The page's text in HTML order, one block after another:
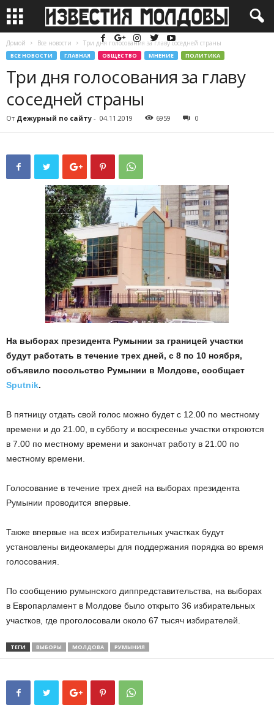
Домой Все новости Три дня голосования за главу соседней страны
ВСЕ НОВОСТИ ГЛАВНАЯ ОБЩЕСТВО МНЕНИЕ ПОЛИТИКА
Три дня голосования за главу
соседней страны
От Дежурный по сайту - 04.11.2019 6959 0
На выборах президента Румынии за границей участки
будут работать в течение трех дней, с 8 по 10 ноября,
объявило посольство Румынии в Молдове, сообщает
Sputnik.
В пятницу отдать свой голос можно будет с 12.00 по местному
времени и до 21.00, в субботу и воскресенье участки откроются
в 7.00 по местному времени и закончат работу в 21.00 по
местному времени.
Голосование в течение трех дней на выборах президента
Румынии проводится впервые.
Также впервые на всех избирательных участках будут
установлены видеокамеры для поддержания порядка во время
голосования.
По сообщению румынского диппредставительства, на выборах
в Европарламент в Молдове было открыто 36 избирательных
участков, где проголосовали около 67 тысяч избирателей.
ТЕГИ ВЫБОРЫ МОЛДОВА РУМЫНИЯ